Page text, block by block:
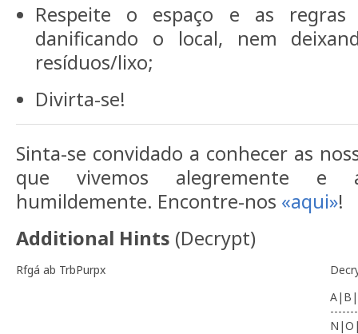
Respeite o espaço e as regras
danificando o local, nem
resíduos/lixo;
Divirta-se!
Sinta-se convidado a conhecer as
que vivemos alegremente e
humildemente. Encontre-nos «aqui»!
Additional Hints (Decrypt)
Rfgá ab TrbPurpx